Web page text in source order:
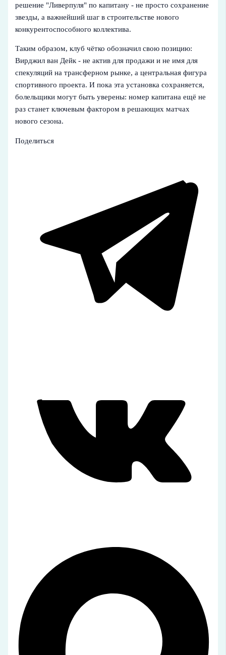
решение "Ливерпуля" по капитану - не просто сохранение
звезды, а важнейший шаг в строительстве нового
конкурентоспособного коллектива.
Таким образом, клуб чётко обозначил свою позицию:
Вирджил ван Дейк - не актив для продажи и не имя для
спекуляций на трансферном рынке, а центральная фигура
спортивного проекта. И пока эта установка сохраняется,
болельщики могут быть уверены: номер капитана ещё не
раз станет ключевым фактором в решающих матчах
нового сезона.
Поделиться